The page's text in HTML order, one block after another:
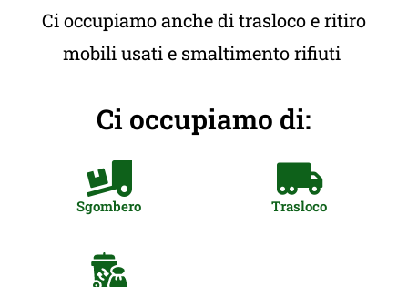
Ci occupiamo anche di trasloco e ritiro
mobili usati e smaltimento rifiuti
Ci occupiamo di:
Sgombero Trasloco